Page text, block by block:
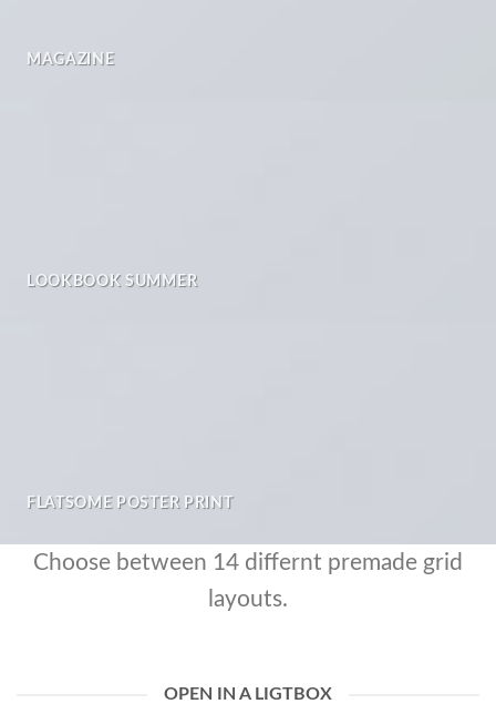
MAGAZINE
LOOKBOOK SUMMER
FLATSOME POSTER PRINT
Choose between 14 differnt premade grid
layouts.
OPEN IN A LIGTBOX